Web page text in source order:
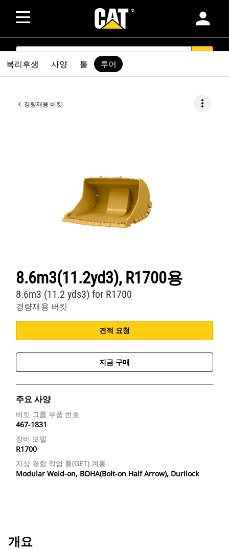
person
SEARCH
경량재용 버킷 more_vert
8.6m3(11.2yd3), R1700용
경량재용 버킷
8.6m3 (11.2 yds3) for R1700
견적 요청
지금 구매
주요 사양
버킷 그룹 부품 번호
467-1831
장비 모델
R1700
지상 결합 작업 툴(GET) 계통
Modular Weld-on, BOHA(Bolt-on Half Arrow), Durilock
복리후생 사양 툴 투어
개요